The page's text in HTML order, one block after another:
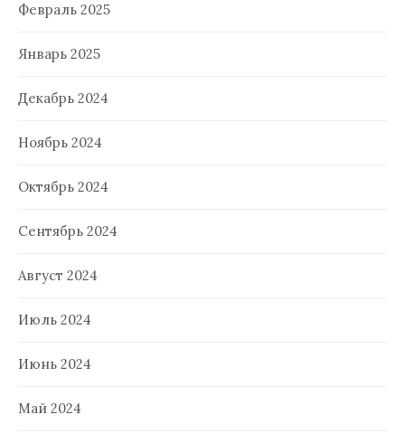
Февраль 2025
Январь 2025
Декабрь 2024
Ноябрь 2024
Октябрь 2024
Сентябрь 2024
Август 2024
Июль 2024
Июнь 2024
Май 2024